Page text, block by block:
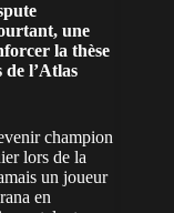
une
la thèse
l’Atlas
champion
lors de la
un joueur
en